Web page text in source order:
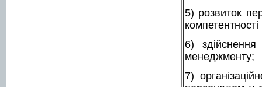
5) розвиток
6) здійснення
менеджменту;
7)